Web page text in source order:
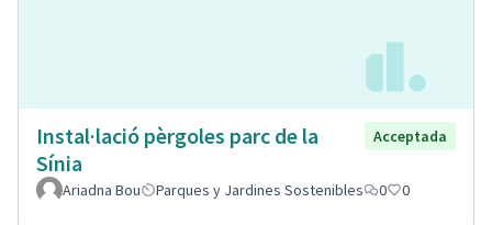
Instal·lació pèrgoles parc de la
Sínia
Acceptada
Ariadna Bou Parques y Jardines Sostenibles 0 0